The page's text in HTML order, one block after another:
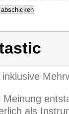
Meinung
als